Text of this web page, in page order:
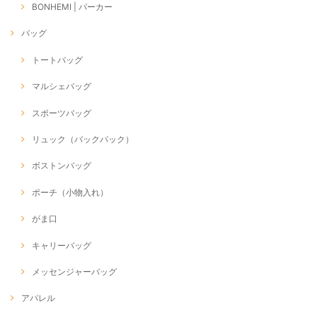
BONHEMI | パーカー
バッグ
トートバッグ
マルシェバッグ
スポーツバッグ
リュック（バックパック）
ボストンバッグ
ポーチ（小物入れ）
がま口
キャリーバッグ
メッセンジャーバッグ
アパレル